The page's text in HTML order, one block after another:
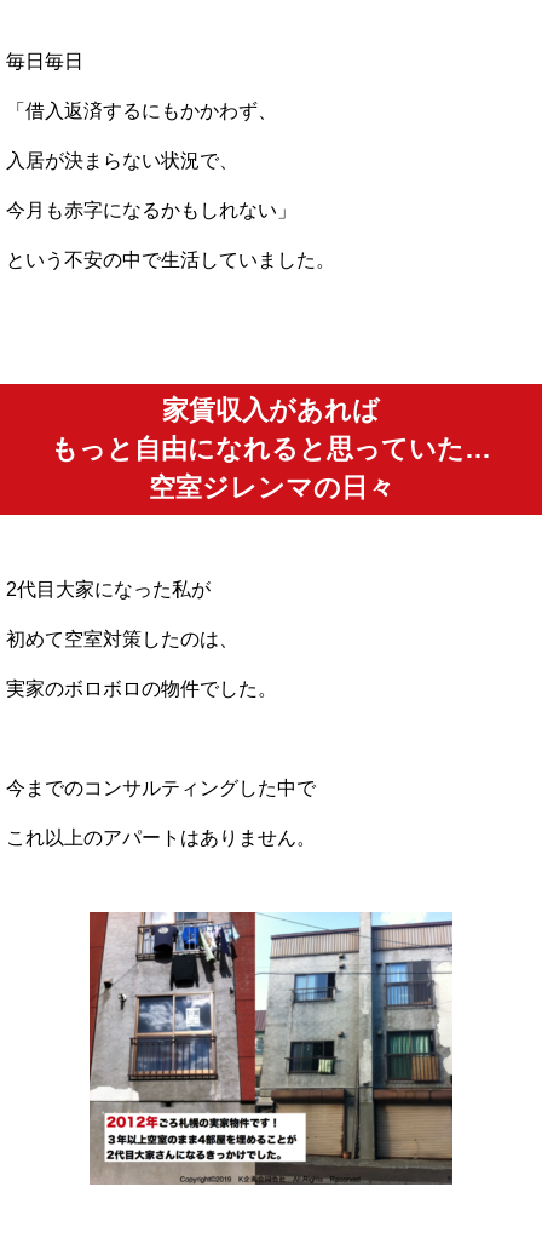
毎日毎日
「借入返済するにもかかわず、
入居が決まらない状況で、
今月も赤字になるかもしれない」
という不安の中で生活していました。
家賃収入があれば
もっと自由になれると 思っていた…
空室ジレンマの日々
2代目大家になった私が
初めて空室対策したのは、
実家のボロボロの物件でした。
今までのコンサルティングした中で
これ以上のアパートはありません。